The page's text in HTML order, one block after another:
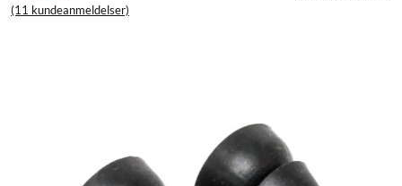
(11 kundeanmeldelser)